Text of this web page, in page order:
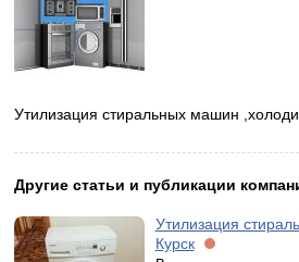
Утилизация стиральных машин
Другие статьи и публикации
Утилизация
Курск